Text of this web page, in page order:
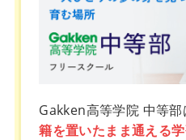
Gakken高等学院 中等部
籍を置いたまま通える